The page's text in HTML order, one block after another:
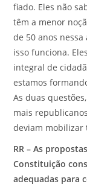
fiado. Eles não
têm a menor
de 50 anos
isso funciona.
integral de
estamos
As duas
mais
deviam mobilizar
RR – As
Constituição
adequadas para